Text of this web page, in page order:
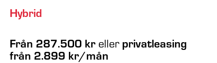
Hybrid
Från 287.500 kr ellerprivatleasing
från 2.899 kr/mån